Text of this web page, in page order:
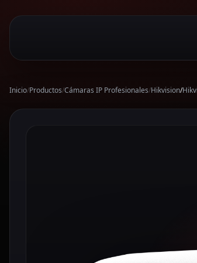
Inicio/Productos/Cámaras IP Profesionales/Hikvision/